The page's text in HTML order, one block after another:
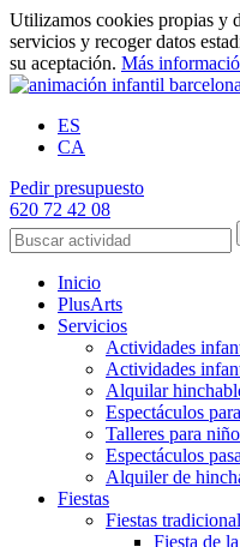
Utilizamos cookies propias y
servicios y recoger datos
su aceptación. Más
ES
CA
Pedir presupuesto
620 72 42 08
Inicio
PlusArts
Servicios
Actividades
Actividades
Alquilar
Espectáculos
Talleres para
Espectáculos
Alquiler de
Fiestas
Fiestas
Fiesta de